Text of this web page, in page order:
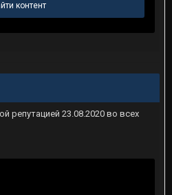
контент
репутацией 23.08.2020 во всех